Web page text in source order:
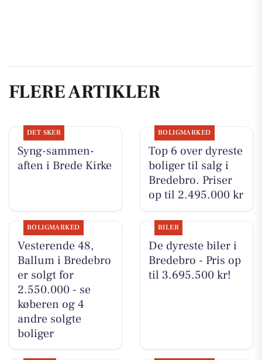
FLERE ARTIKLER
DET SKER
Syng-sammen-
aften i Brede Kirke
BOLIGMARKED
Top 6 over dyreste
boliger til salg i
Bredebro. Priser
op til 2.495.000 kr
BOLIGMARKED
Vesterende 48,
Ballum i Bredebro
er solgt for
2.550.000 - se
køberen og 4
andre solgte
boliger
BILER
De dyreste biler i
Bredebro - Pris op
til 3.695.500 kr!